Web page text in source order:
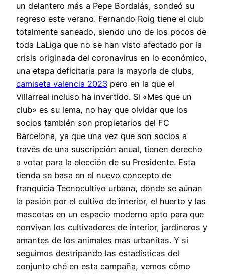
un delantero más a Pepe Bordalás, sondeó su
regreso este verano. Fernando Roig tiene el club
totalmente saneado, siendo uno de los pocos de
toda LaLiga que no se han visto afectado por la
crisis originada del coronavirus en lo económico,
una etapa deficitaria para la mayoría de clubs,
camiseta valencia 2023 pero en la que el
Villarreal incluso ha invertido. Si «Mes que un
club» es su lema, no hay que olvidar que los
socios también son propietarios del FC
Barcelona, ya que una vez que son socios a
través de una suscripción anual, tienen derecho
a votar para la elección de su Presidente. Esta
tienda se basa en el nuevo concepto de
franquicia Tecnocultivo urbana, donde se aúnan
la pasión por el cultivo de interior, el huerto y las
mascotas en un espacio moderno apto para que
convivan los cultivadores de interior, jardineros y
amantes de los animales mas urbanitas. Y si
seguimos destripando las estadísticas del
conjunto ché en esta campaña, vemos cómo